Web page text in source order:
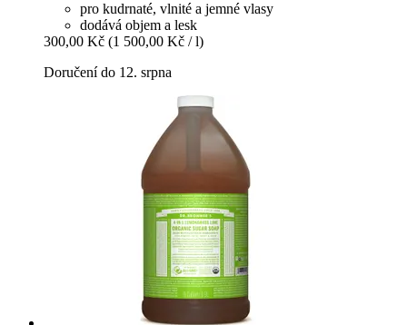
pro kudrnaté, vlnité a jemné vlasy
dodává objem a lesk
300,00 Kč (1 500,00 Kč / l)
Doručení do 12. srpna